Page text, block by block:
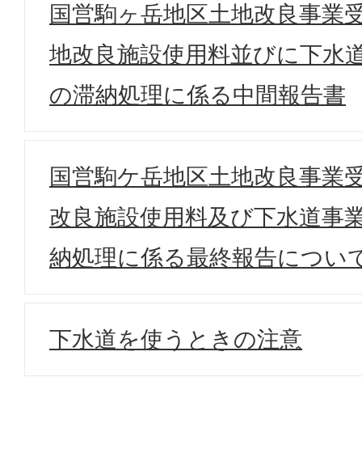
国営駒ヶ岳地区土地改良事業
地改良施設使用料並びに下水
の滞納処理に係る中間報告書
国営駒ケ岳地区土地改良事業
改良施設使用料及び下水道事
納処理に係る最終報告につい
下水道を使うときの注意